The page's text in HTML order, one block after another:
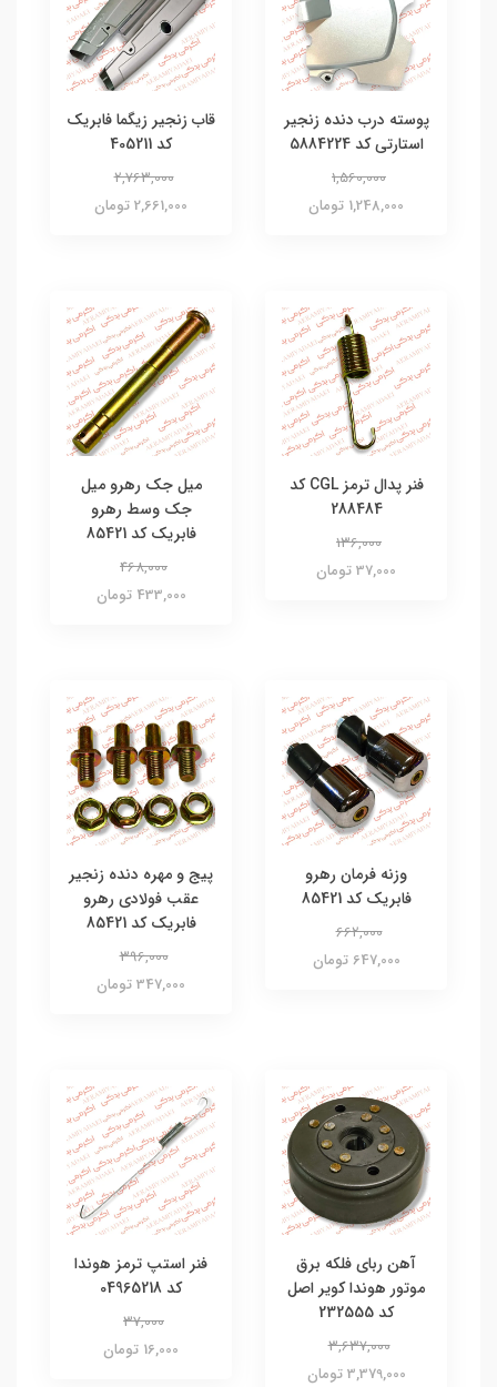
پوسته درب دنده زنجیر
استارتی کد 5884224
1,560,000
1,248,000 تومان
قاب زنجیر زیگما فابریک
کد 405211
2,763,000
2,661,000 تومان
فنر پدال ترمز CGL کد
288484
136,000
37,000 تومان
میل جک رهرو میل
جک وسط رهرو
فابریک کد 85421
468,000
433,000 تومان
وزنه فرمان رهرو
فابریک کد 85421
662,000
647,000 تومان
پیج و مهره دنده زنجیر
عقب فولادی رهرو
فابریک کد 85421
396,000
347,000 تومان
آهن ربای فلکه برق
موتور هوندا کویر اصل
کد 232555
3,637,000
3,379,000 تومان
فنر استپ ترمز هوندا
کد 04965218
37,000
16,000 تومان